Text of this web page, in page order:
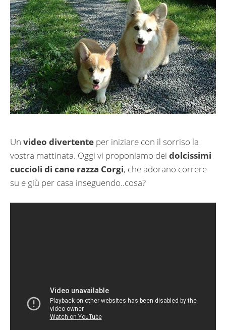
Un video divertente per iniziare con il sorriso la
vostra mattinata. Oggi vi proponiamo dei dolcissimi
cuccioli di cane razza Corgi, che adorano correre
su e giù per casa inseguendo..cosa?